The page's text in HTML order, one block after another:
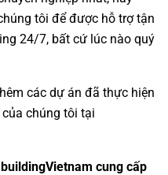
tôi để được hỗ trợ tận
24/7, bất cứ lúc nào quý
các dự án đã thực hiện
chúng tôi tại
cung cấp